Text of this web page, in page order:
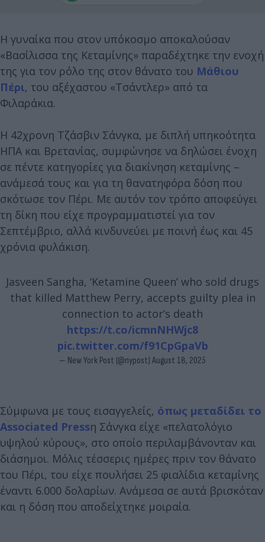
Η γυναίκα που στον υπόκοσμο αποκαλούσαν
«Βασίλισσα της Κεταμίνης» παραδέχτηκε την ενοχή
της για τον ρόλο της στον θάνατο του Μάθιου
Πέρι, του αξέχαστου «Τσάντλερ» από τα
Φιλαράκια.
Η 42χρονη Τζάσβιν Σάνγκα, με διπλή υπηκοότητα
ΗΠΑ και Βρετανίας, συμφώνησε να δηλώσει ένοχη
σε πέντε κατηγορίες για διακίνηση κεταμίνης –
ανάμεσά τους και για τη θανατηφόρα δόση που
σκότωσε τον Πέρι. Με αυτόν τον τρόπο αποφεύγει
τη δίκη που είχε προγραμματιστεί για τον
Σεπτέμβριο, αλλά κινδυνεύει με ποινή έως και 45
χρόνια φυλάκιση.
Jasveen Sangha, ‘Ketamine Queen’ who sold drugs
that killed Matthew Perry, accepts guilty plea in
connection to actor’s death
https://t.co/icmnNHWjc8
pic.twitter.com/f91CpGpaVb
— New York Post (@nypost) August 18, 2025
Σύμφωνα με τους εισαγγελείς, όπως μεταδίδει το
Associated Pressη Σάνγκα είχε «πελατολόγιο
υψηλού κύρους», στο οποίο περιλαμβάνονταν και
διάσημοι. Μόλις τέσσερις ημέρες πριν τον θάνατο
του Πέρι, του είχε πουλήσει 25 φιαλίδια κεταμίνης
έναντι 6.000 δολαρίων. Ανάμεσα σε αυτά βρισκόταν
και η δόση που αποδείχτηκε μοιραία.